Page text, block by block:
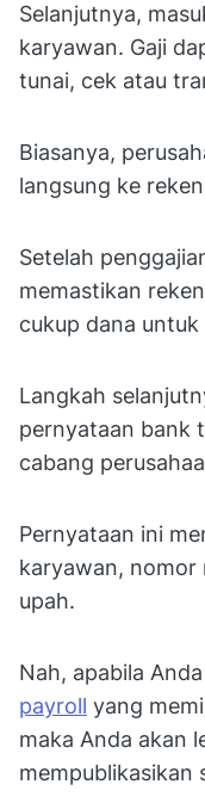
Selanjutnya,
karyawan. Gaji
tunai, cek atau
Biasanya,
langsung ke
Setelah
memastikan
cukup dana
Langkah
pernyataan bank
cabang
Pernyataan ini
karyawan, nomor
upah.
Nah, apabila
payroll yang
maka Anda akan
mempublikasikan